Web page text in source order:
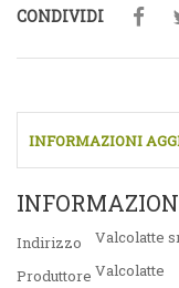
CONDIVIDI
INFORMAZIONI
Indirizzo
Valcolatte
Produttore Valcolatte